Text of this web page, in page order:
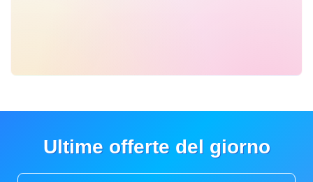
Ultime offerte del giorno